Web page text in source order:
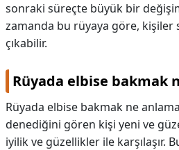
sonraki süreçte büyük bir
zamanda bu rüyaya göre, kişiler
çıkabilir.
Rüyada elbise bakmak
Rüyada elbise bakmak ne
denediğini gören kişi yeni ve
iyilik ve güzellikler ile karşılaşır.